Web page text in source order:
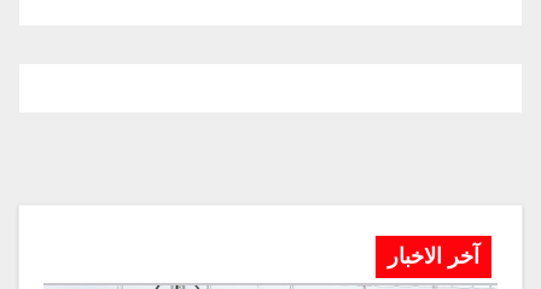
آخر الاخبار